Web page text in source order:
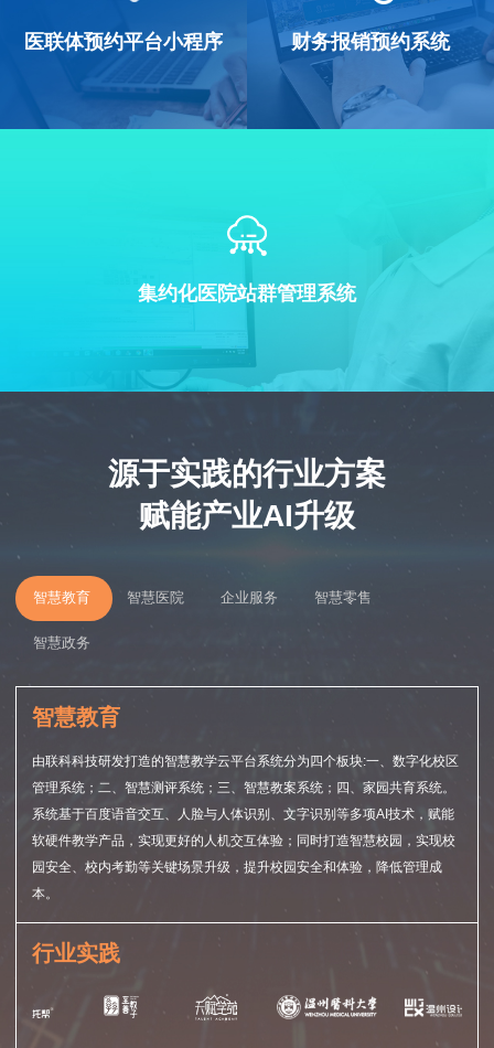
医联体预约平台小程序 财务报销预约系统
集约化医院站群管理系统
源于实践的行业方案
赋能产业AI升级
智慧教育 智慧医院 企业服务 智慧零售
智慧政务
智慧教育
由联科科技研发打造的智慧教学云平台系统分为四个板块:一、数字化校区
管理系统；二、智慧测评系统；三、智慧教案系统；四、家园共育系统。
系统基于百度语音交互、人脸与人体识别、文字识别等多项AI技术，赋能
软硬件教学产品，实现更好的人机交互体验；同时打造智慧校园，实现校
园安全、校内考勤等关键场景升级，提升校园安全和体验，降低管理成
本。
行业实践